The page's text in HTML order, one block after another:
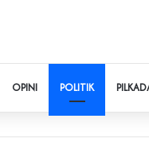
OPINI POLITIK